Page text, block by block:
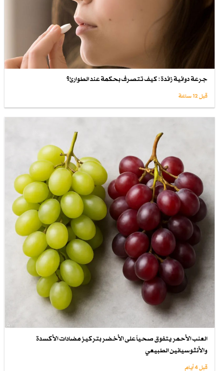
جرعة دوائية زائدة : كيف تتصرف بحكمة عند الطوارئ؟
قبل 12 ساعة
العنب الأحمر يتفوق صحياً على الأخضر بتركيز مضادات الأكسدة
والأنثوسيانين الطبيعي
قبل 4 أيام